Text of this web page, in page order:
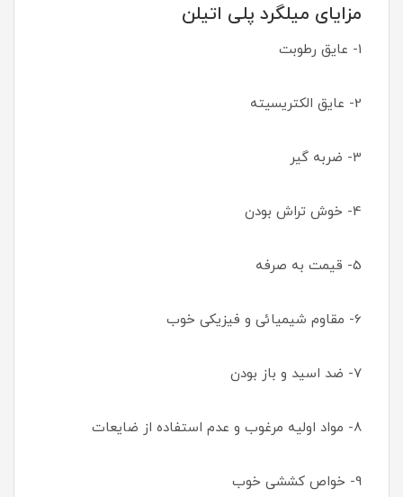
مزایای میلگرد پلی اتیلن
1- عایق رطوبت
2- عایق الکتریسیته
3- ضربه گیر
4- خوش تراش بودن
5- قیمت به صرفه
6- مقاوم شیمیائی و فیزیکی خوب
7- ضد اسید و باز بودن
8- مواد اولیه مرغوب و عدم استفاده از ضایعات
9- خواص کششی خوب